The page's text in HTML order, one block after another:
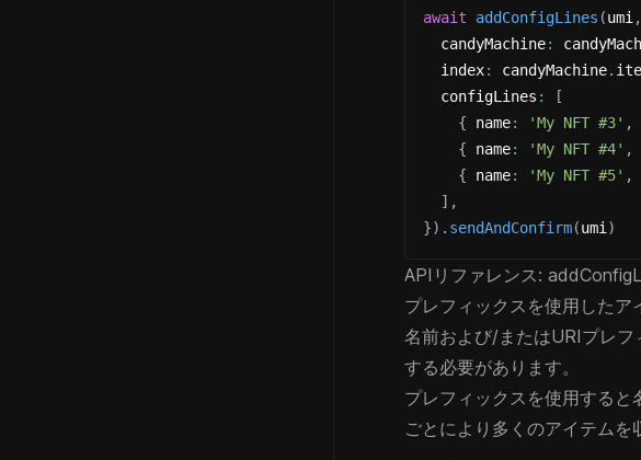
await addConfigLines (umi ,
  candyMachine
:
  index
: candyMachine.
  configLines
:
[
{ name: 'My NFT #3' ,
{ name: 'My NFT #4' ,
{ name: 'My NFT #5' ,
] ,
}) . sendAndConfirm(umi )
APIリファレンス:
プレフィックスを使用したア
名前および/またはURIプレフ
する必要があります。
プレフィックスを使用する
ごとにより多くのアイテムを